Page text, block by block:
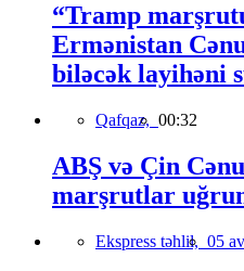
“Tramp
Ermənistan
biləcək layihəni
Qafqaz, 00:32
ABŞ və Çin
marşrutlar
Ekspress təhlil, 05